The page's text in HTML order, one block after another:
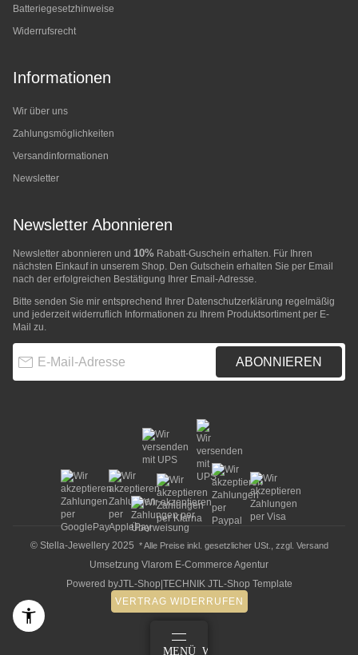
Batteriegesetzhinweise
Widerrufsrecht
Informationen
Wir über uns
Zahlungsmöglichkeiten
Versandinformationen
Newsletter
Newsletter Abonnieren
Newsletter abonnieren und 10% Rabatt-Guschein erhalten. Für Ihren
nächsten Einkauf in unserem Shop. Den Gutschein erhalten Sie per Email
nach der erfolgreichen Bestätigung Ihrer Email-Adresse.
Bitte senden Sie mir entsprechend Ihrer Datenschutzerklärung regelmäßig
und jederzeit widerruflich Informationen zu Ihrem Produktsortiment per E-
Mail zu.
ABONNIEREN
© Stella-Jewellery 2025 * Alle Preise inkl. gesetzlicher USt., zzgl. Versand
Umsetzung Vlarom E-Commerce Agentur
Powered byJTL-Shop TECHNIK JTL-Shop Template
VERTRAG WIDERRUFEN
MENÜ WARENKORB